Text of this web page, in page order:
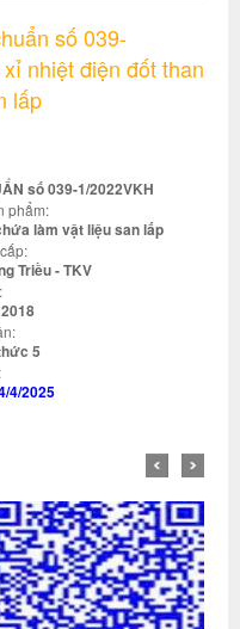
số 039-
nhiệt điện đốt than
lấp
số 039-1/2022VKH
phẩm:
làm vật liệu san lấp
Triều - TKV
5
4/2025